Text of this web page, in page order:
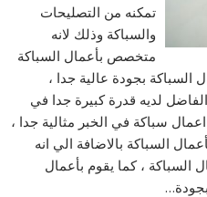
تمكنه من التصليحات
والسباكة وذلك لانه
متخصص بأعمال السباكة
بجودة عالية جدا ،
لديه قدرة كبيرة جدا في
سباكة في الخبر مثالية جدا ،
السباكة بالاضافة الي انه
السباكة ، كما يقوم بأعمال